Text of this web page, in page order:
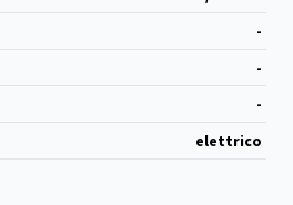
-
-
-
elettrico